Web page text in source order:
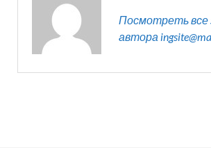
Посмотреть все
автора